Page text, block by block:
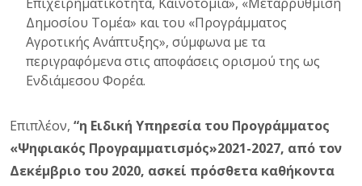
Δημοσίου Τομέα» και του «Προγράμματος
Αγροτικής Ανάπτυξης», σύμφωνα με τα
περιγραφόμενα στις αποφάσεις ορισμού της ως
Ενδιάμεσου Φορέα.
Επιπλέον, “η Ειδική Υπηρεσία του Προγράμματος
«Ψηφιακός Προγραμματισμός»2021-2027, από τον
Δεκέμβριο του 2020, ασκεί πρόσθετα καθήκοντα